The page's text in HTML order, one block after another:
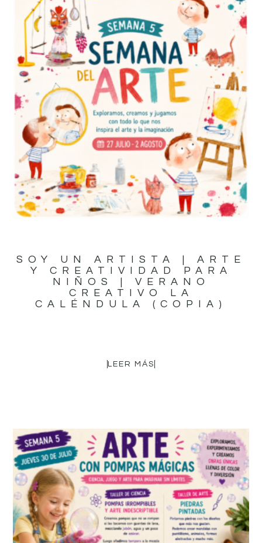
SOY UN ARTISTA | ARTE
Y CREATIVIDAD PARA
NIÑOS | VERANO
CREATIVO LA
CALÉNDULA (COPIA)
LEER MÁS